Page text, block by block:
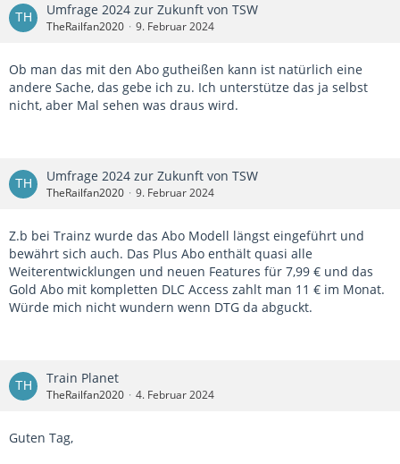
Umfrage 2024 zur Zukunft von TSW
TheRailfan2020 9. Februar 2024
Ob man das mit den Abo gutheißen kann ist natürlich eine
andere Sache, das gebe ich zu. Ich unterstütze das ja selbst
nicht, aber Mal sehen was draus wird.
Umfrage 2024 zur Zukunft von TSW
TheRailfan2020 9. Februar 2024
Z.b bei Trainz wurde das Abo Modell längst eingeführt und
bewährt sich auch. Das Plus Abo enthält quasi alle
Weiterentwicklungen und neuen Features für 7,99 € und das
Gold Abo mit kompletten DLC Access zahlt man 11 € im Monat.
Würde mich nicht wundern wenn DTG da abguckt.
Train Planet
TheRailfan2020 4. Februar 2024
Guten Tag,